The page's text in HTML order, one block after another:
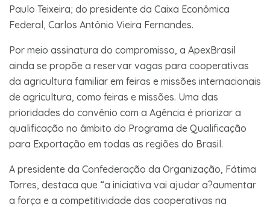
Paulo Teixeira; do presidente da Caixa Econômica
Federal, Carlos Antônio Vieira Fernandes.
Por meio assinatura do compromisso, a ApexBrasil
ainda se propõe a reservar vagas para cooperativas
da agricultura familiar em feiras e missões internacionais
de agricultura, como feiras e missões. Uma das
prioridades do convênio com a Agência é priorizar a
qualificação no âmbito do Programa de Qualificação
para Exportação em todas as regiões do Brasil.
A presidente da Confederação da Organização, Fátima
Torres, destaca que “a iniciativa vai ajudar a?aumentar
a força e a competitividade das cooperativas na